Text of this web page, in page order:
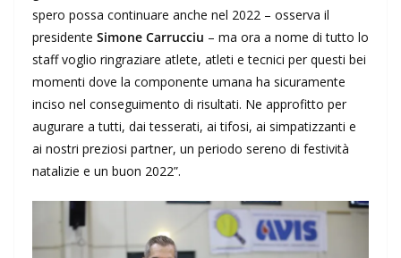
spero possa continuare anche nel 2022 – osserva il
presidente Simone Carrucciu – ma ora a nome di tutto lo
staff voglio ringraziare atlete, atleti e tecnici per questi bei
momenti dove la componente umana ha sicuramente
inciso nel conseguimento di risultati. Ne approfitto per
augurare a tutti, dai tesserati, ai tifosi, ai simpatizzanti e
ai nostri preziosi partner, un periodo sereno di festività
natalizie e un buon 2022”.